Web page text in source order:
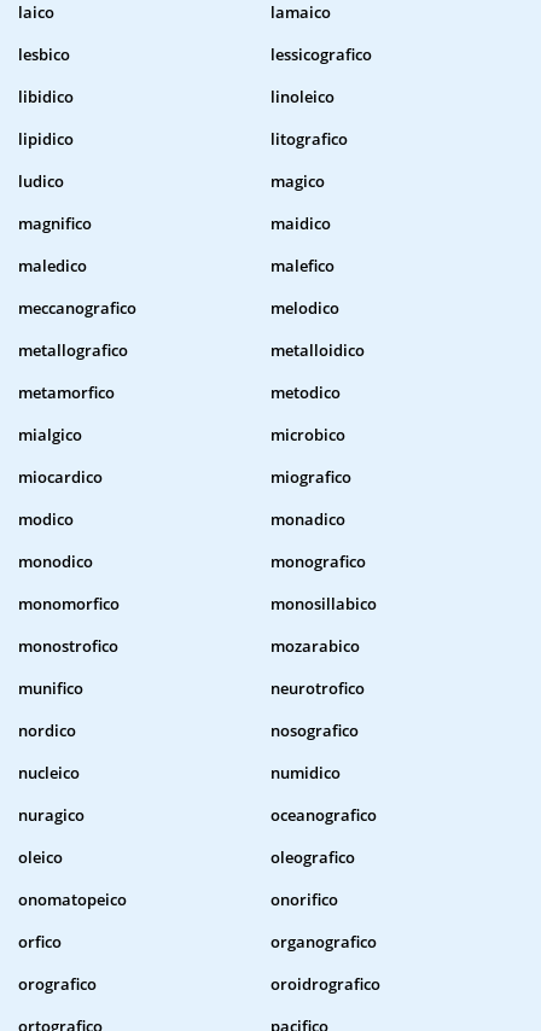
laico
lamaico
lesbico
lessicografico
libidico
linoleico
lipidico
litografico
ludico
magico
magnifico
maidico
maledico
malefico
meccanografico
melodico
metallografico
metalloidico
metamorfico
metodico
mialgico
microbico
miocardico
miografico
modico
monadico
monodico
monografico
monomorfico
monosillabico
monostrofico
mozarabico
munifico
neurotrofico
nordico
nosografico
nucleico
numidico
nuragico
oceanografico
oleico
oleografico
onomatopeico
onorifico
orfico
organografico
orografico
oroidrografico
ortografico
pacifico